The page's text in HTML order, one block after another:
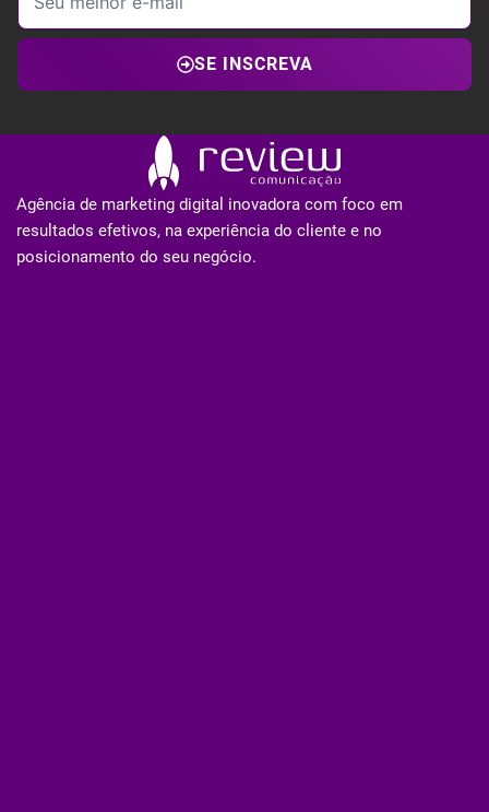
SE INSCREVA
Agência de marketing digital inovadora com foco em
resultados efetivos, na experiência do cliente e no
posicionamento do seu negócio.